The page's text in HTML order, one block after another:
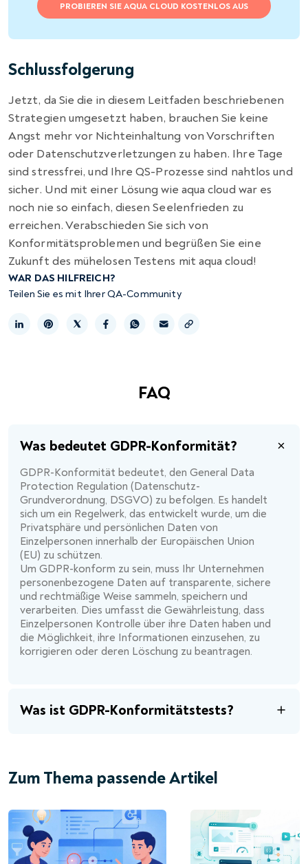
PROBIEREN SIE AQUA CLOUD KOSTENLOS AUS
Schlussfolgerung
Jetzt, da Sie die in diesem Leitfaden beschriebenen
Strategien umgesetzt haben, brauchen Sie keine
Angst mehr vor Nichteinhaltung von Vorschriften
oder Datenschutzverletzungen zu haben. Ihre Tage
sind stressfrei, und Ihre QS-Prozesse sind nahtlos und
sicher. Und mit einer Lösung wie aqua cloud war es
noch nie so einfach, diesen Seelenfrieden zu
erreichen. Verabschieden Sie sich von
Konformitätsproblemen und begrüßen Sie eine
Zukunft des mühelosen Testens mit aqua cloud!
WAR DAS HILFREICH?
Teilen Sie es mit Ihrer QA-Community
FAQ
Was bedeutet GDPR-Konformität?
GDPR-Konformität bedeutet, den General Data
Protection Regulation (Datenschutz-
Grundverordnung, DSGVO) zu befolgen. Es handelt
sich um ein Regelwerk, das entwickelt wurde, um die
Privatsphäre und persönlichen Daten von
Einzelpersonen innerhalb der Europäischen Union
(EU) zu schützen.
Um GDPR-konform zu sein, muss Ihr Unternehmen
personenbezogene Daten auf transparente, sichere
und rechtmäßige Weise sammeln, speichern und
verarbeiten. Dies umfasst die Gewährleistung, dass
Einzelpersonen Kontrolle über ihre Daten haben und
die Möglichkeit, ihre Informationen einzusehen, zu
korrigieren oder deren Löschung zu beantragen.
Was ist GDPR-Konformitätstests?
Zum Thema passende Artikel